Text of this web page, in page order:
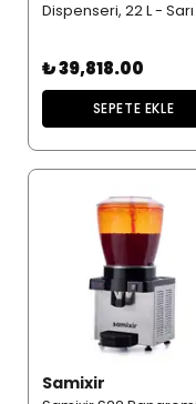
Dispenseri, 22 L - Sarı
₺ 39,818.00
SEPETE EKLE
Samixir